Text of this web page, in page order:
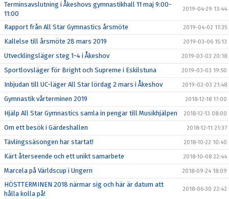
Terminsavslutning i Åkeshovs gymnastikhall 11 maj 9:00-
11:00
2019-04-29 13:44
Rapport från All Star Gymnastics årsmöte 2019-04-02 11:35
Kallelse till årsmöte 28 mars 2019 2019-03-06 15:13
Utvecklingsläger steg 1-4 i Åkeshov 2019-03-03 20:18
Sportlovsläger för Bright och Supreme i Eskilstuna 2019-03-03 19:50
Inbjudan till UC-läger All Star lördag 2 mars i Åkeshov 2019-02-03 21:48
Gymnastik vårterminen 2019 2018-12-18 17:00
Hjälp All Star Gymnastics samla in pengar till Musikhjälpen 2018-12-13 08:00
Om ett besök i Gärdeshallen 2018-12-11 21:37
Tävlingssäsongen har startat! 2018-10-22 10:40
Kärt återseende och ett unikt samarbete 2018-10-08 22:44
Marcela på Världscup i Ungern 2018-09-24 18:09
HÖSTTERMINEN 2018 närmar sig och här är datum att
hålla kolla på!
2018-06-30 22:42